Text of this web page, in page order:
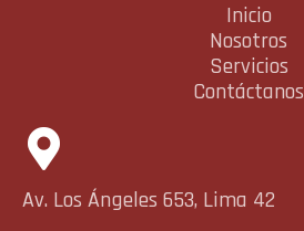
Inicio
Nosotros
Servicios
Contáctanos
Av. Los Ángeles 653, Lima 42